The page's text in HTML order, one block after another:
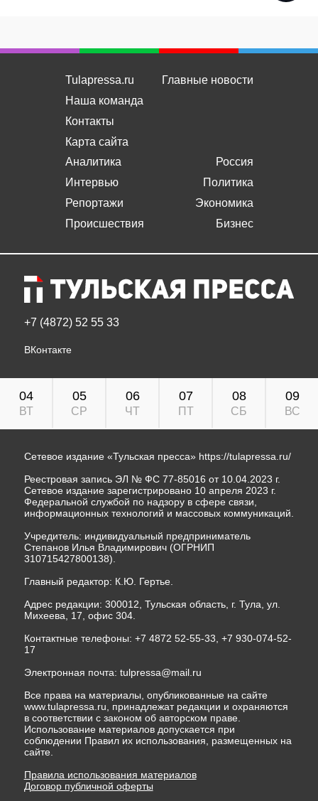
Tulapressa.ru
Наша команда
Контакты
Карта сайта
Главные новости
Аналитика
Интервью
Репортажи
Происшествия
Россия
Политика
Экономика
Бизнес
+7 (4872) 52 55 33
ВКонтакте
04
ВТ
05
СР
06
ЧТ
07
ПТ
08
СБ
09
ВС
Сетевое издание «Тульская пресса» https://tulapressa.ru/
Реестровая запись ЭЛ № ФС 77-85016 от 10.04.2023 г.
Сетевое издание зарегистрировано 10 апреля 2023 г.
Федеральной службой по надзору в сфере связи,
информационных технологий и массовых коммуникаций.
Учредитель: индивидуальный предприниматель
Степанов Илья Владимирович (ОГРНИП
310715427800138).
Главный редактор: К.Ю. Гертье.
Адрес редакции: 300012, Тульская область, г. Тула, ул.
Михеева, 17, офис 304.
Контактные телефоны: +7 4872 52-55-33, +7 930-074-52-
17
Электронная почта: tulpressa@mail.ru
Все права на материалы, опубликованные на сайте
www.tulapressa.ru, принадлежат редакции и охраняются
в соответствии с законом об авторском праве.
Использование материалов допускается при
соблюдении Правил их использования, размещенных на
сайте.
Правила использования материалов
Договор публичной оферты